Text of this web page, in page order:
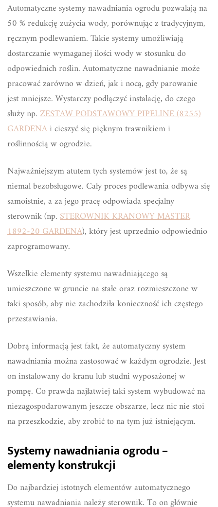
Automatyczne systemy nawadniania ogrodu pozwalają na
50 % redukcję zużycia wody, porównując z tradycyjnym,
ręcznym podlewaniem. Takie systemy umożliwiają
dostarczanie wymaganej ilości wody w stosunku do
odpowiednich roślin. Automatyczne nawadnianie może
pracować zarówno w dzień, jak i nocą, gdy parowanie
jest mniejsze. Wystarczy podłączyć instalację, do czego
służy np.ZESTAW PODSTAWOWY PIPELINE (8255)
GARDENAi cieszyć się pięknym trawnikiem i
roślinnością w ogrodzie.
Najważniejszym atutem tych systemów jest to, że są
niemal bezobsługowe. Cały proces podlewania odbywa się
samoistnie, a za jego pracę odpowiada specjalny
sterownik (np.STEROWNIK KRANOWY MASTER
1892-20 GARDENA), który jest uprzednio odpowiednio
zaprogramowany.
Wszelkie elementy systemu nawadniającego są
umieszczone w gruncie na stałe oraz rozmieszczone w
taki sposób, aby nie zachodziła konieczność ich częstego
przestawiania.
Dobrą informacją jest fakt, że automatyczny system
nawadniania można zastosować w każdym ogrodzie. Jest
on instalowany do kranu lub studni wyposażonej w
pompę. Co prawda najłatwiej taki system wybudować na
niezagospodarowanym jeszcze obszarze, lecz nic nie stoi
na przeszkodzie, aby zrobić to na tym już istniejącym.
Systemy nawadniania ogrodu –
elementy konstrukcji
Do najbardziej istotnych elementów automatycznego
systemu nawadniania należy sterownik. To on głównie